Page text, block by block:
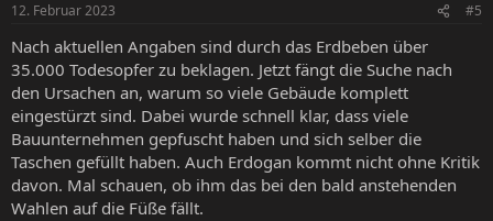
12. Februar 2023 #5
Nach aktuellen Angaben sind durch das Erdbeben über
35.000 Todesopfer zu beklagen. Jetzt fängt die Suche nach
den Ursachen an, warum so viele Gebäude komplett
eingestürzt sind. Dabei wurde schnell klar, dass viele
Bauunternehmen gepfuscht haben und sich selber die
Taschen gefüllt haben. Auch Erdogan kommt nicht ohne Kritik
davon. Mal schauen, ob ihm das bei den bald anstehenden
Wahlen auf die Füße fällt.